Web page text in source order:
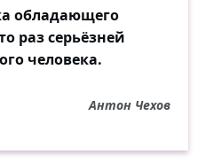
обладающего
раз серьёзней
человека.
Антон Чехов